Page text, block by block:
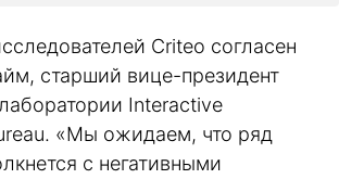
Criteo согласен
старший вице-президент
Interactive
«Мы ожидаем, что ряд
с негативными